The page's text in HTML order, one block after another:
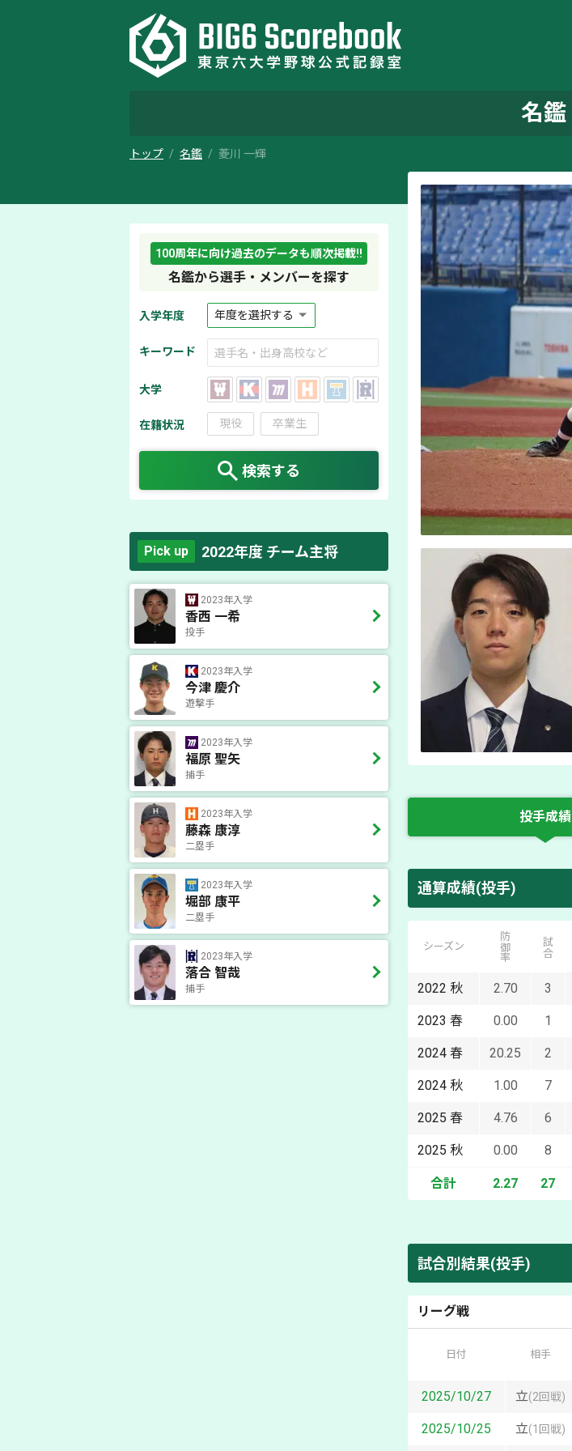
名鑑
トップ 名鑑 菱川 一輝
100周年に向け過去のデータも順次掲載!!
名鑑から選手・メンバーを探す
入学年度
キーワード
大学
在籍状況 現役 卒業生
検索する
Pick up 2022年度 チーム主将
2023年入学
香西 一希
投手
2023年入学
今津 慶介
遊撃手
2023年入学
福原 聖矢
捕手
2023年入学
藤森 康淳
二塁手
2023年入学
堀部 康平
二塁手
2023年入学
落合 智哉
捕手
投手成績
通算成績(投手)
シーズン 防御率 試合
2022 秋 2.70 3
2023 春 0.00 1
2024 春 20.25 2
2024 秋 1.00 7
2025 春 4.76 6
2025 秋 0.00 8
合計 2.27 27
試合別結果(投手)
リーグ戦
日付 相手
2025/10/27 立(2回戦)
2025/10/25 立(1回戦)